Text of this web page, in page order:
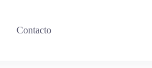
Contacto